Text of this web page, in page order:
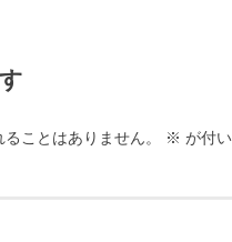
ことはありません。 ※ が付